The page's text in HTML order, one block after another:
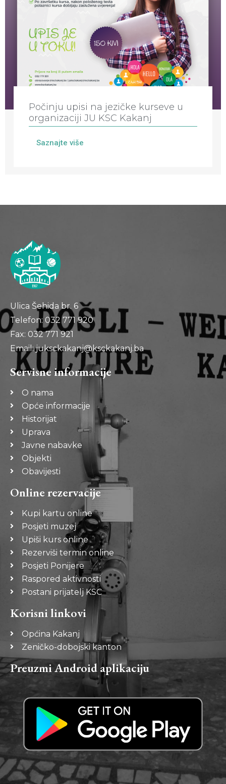
Počinju upisi na jezičke kurseve u
organizaciji JU KSC Kakanj
Saznajte više
Ulica Šehida br. 6
Telefon: 032 771 920
Fax: 032 771 921
Email: juksckakanj@ksckakanj.ba
Servisne informacije
O nama
Opće informacije
Historijat
Uprava
Javne nabavke
Objekti
Obavijesti
Online rezervacije
Kupi kartu online
Posjeti muzej
Upiši kurs online
Rezerviši termin online
Posjeti Ponijere
Raspored aktivnosti
Postani prijatelj KSC
Korisni linkovi
Općina Kakanj
Zeničko-dobojski kanton
Preuzmi Android aplikaciju